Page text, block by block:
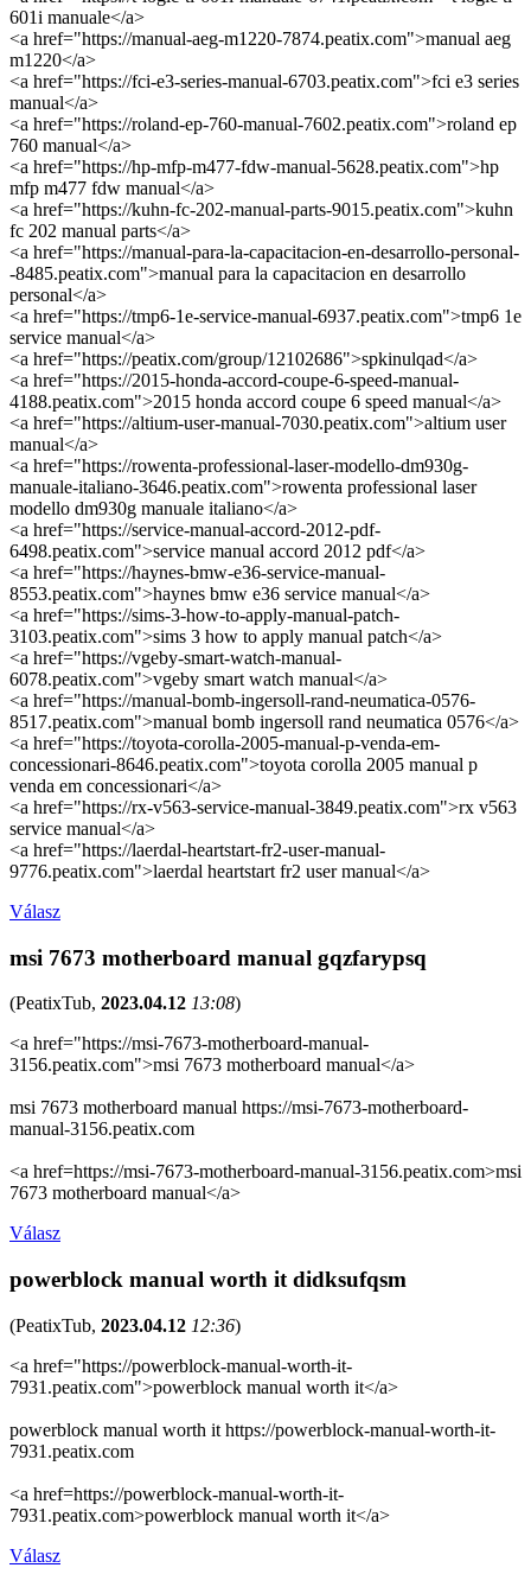
601i manuale</a>
<a href="https://manual-aeg-m1220-7874.peatix.com">manual aeg
m1220</a>
<a href="https://fci-e3-series-manual-6703.peatix.com">fci e3 series
manual</a>
<a href="https://roland-ep-760-manual-7602.peatix.com">roland ep
760 manual</a>
<a href="https://hp-mfp-m477-fdw-manual-5628.peatix.com">hp
mfp m477 fdw manual</a>
<a href="https://kuhn-fc-202-manual-parts-9015.peatix.com">kuhn
fc 202 manual parts</a>
<a href="https://manual-para-la-capacitacion-en-desarrollo-personal-
-8485.peatix.com">manual para la capacitacion en desarrollo
personal</a>
<a href="https://tmp6-1e-service-manual-6937.peatix.com">tmp6 1e
service manual</a>
<a href="https://peatix.com/group/12102686">spkinulqad</a>
<a href="https://2015-honda-accord-coupe-6-speed-manual-
4188.peatix.com">2015 honda accord coupe 6 speed manual</a>
<a href="https://altium-user-manual-7030.peatix.com">altium user
manual</a>
<a href="https://rowenta-professional-laser-modello-dm930g-
manuale-italiano-3646.peatix.com">rowenta professional laser
modello dm930g manuale italiano</a>
<a href="https://service-manual-accord-2012-pdf-
6498.peatix.com">service manual accord 2012 pdf</a>
<a href="https://haynes-bmw-e36-service-manual-
8553.peatix.com">haynes bmw e36 service manual</a>
<a href="https://sims-3-how-to-apply-manual-patch-
3103.peatix.com">sims 3 how to apply manual patch</a>
<a href="https://vgeby-smart-watch-manual-
6078.peatix.com">vgeby smart watch manual</a>
<a href="https://manual-bomb-ingersoll-rand-neumatica-0576-
8517.peatix.com">manual bomb ingersoll rand neumatica 0576</a>
<a href="https://toyota-corolla-2005-manual-p-venda-em-
concessionari-8646.peatix.com">toyota corolla 2005 manual p
venda em concessionari</a>
<a href="https://rx-v563-service-manual-3849.peatix.com">rx v563
service manual</a>
<a href="https://laerdal-heartstart-fr2-user-manual-
9776.peatix.com">laerdal heartstart fr2 user manual</a>
Válasz
msi 7673 motherboard manual gqzfarypsq
(PeatixTub, 2023.04.12 13:08)
<a href="https://msi-7673-motherboard-manual-
3156.peatix.com">msi 7673 motherboard manual</a>
msi 7673 motherboard manual https://msi-7673-motherboard-
manual-3156.peatix.com
<a href=https://msi-7673-motherboard-manual-3156.peatix.com>msi
7673 motherboard manual</a>
Válasz
powerblock manual worth it didksufqsm
(PeatixTub, 2023.04.12 12:36)
<a href="https://powerblock-manual-worth-it-
7931.peatix.com">powerblock manual worth it</a>
powerblock manual worth it https://powerblock-manual-worth-it-
7931.peatix.com
<a href=https://powerblock-manual-worth-it-
7931.peatix.com>powerblock manual worth it</a>
Válasz